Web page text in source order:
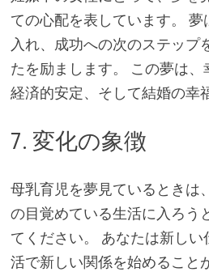
ての心配を表しています。
入れ、成功への次のステップ
たを励まします。 この夢は、
経済的安定、そして結婚の幸
7. 変化の象徴
母乳育児を夢見ているときは
の目覚めている生活に入ろう
てください。 あなたは新し
活で新しい関係を始めること